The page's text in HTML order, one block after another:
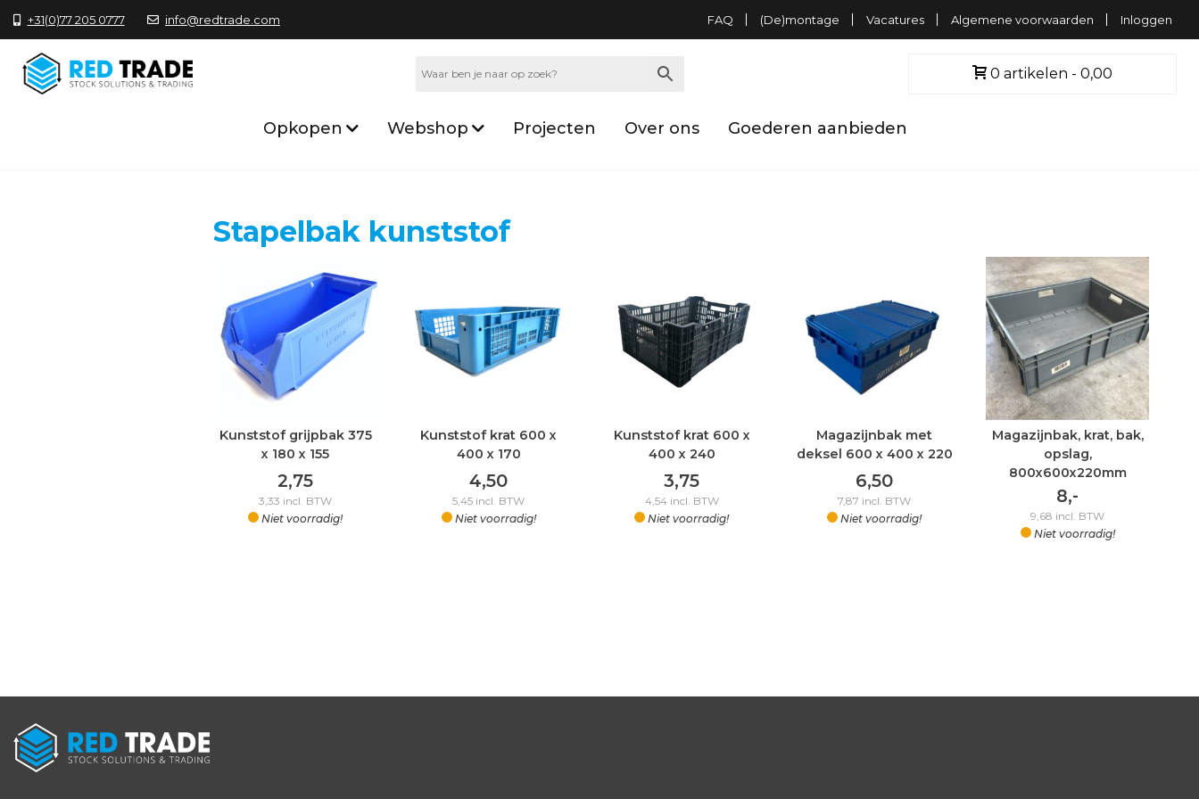
+31(0)77 205 0777 info@redtrade.com FAQ (De)montage Vacatures Algemene voorwaarden Inloggen
0 artikelen 0,00
Opkopen Webshop Projecten Over ons Goederen aanbieden
Stapelbak kunststof
Kunststof grijpbak 375
x 180 x 155
2,75
3,33 incl. BTW
Niet voorradig!
Kunststof krat 600 x
400 x 170
4,50
5,45 incl. BTW
Niet voorradig!
Kunststof krat 600 x
400 x 240
3,75
4,54incl. BTW
Niet voorradig!
Magazijnbak met
deksel 600 x 400 x 220
6,50
7,87 incl. BTW
Niet voorradig!
Magazijnbak, krat, bak,
opslag,
800x600x220mm
8,-
9,68 incl. BTW
Niet voorradig!